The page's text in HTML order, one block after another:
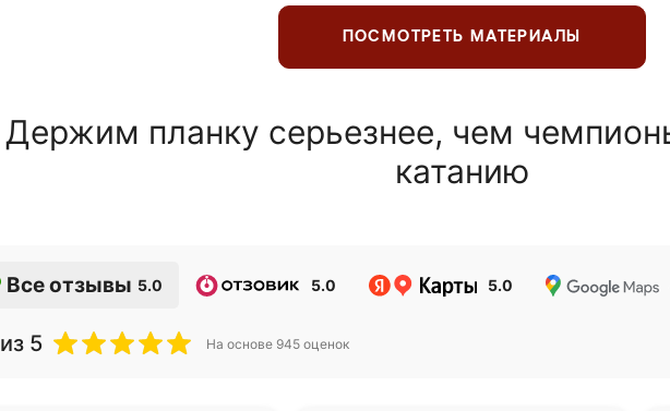
ПОСМОТРЕТЬ МАТЕРИАЛЫ
Держим планку серьезнее, чем
катанию
Все отзывы 5.0 5.0 5.0
из 5 На основе 945 оценок